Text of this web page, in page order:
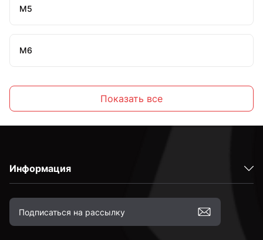
М5
М6
М12
М14
Показать все
Информация